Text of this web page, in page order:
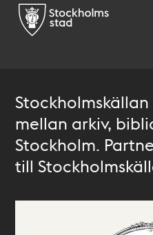
mellan arkiv,
Stockholm.
till